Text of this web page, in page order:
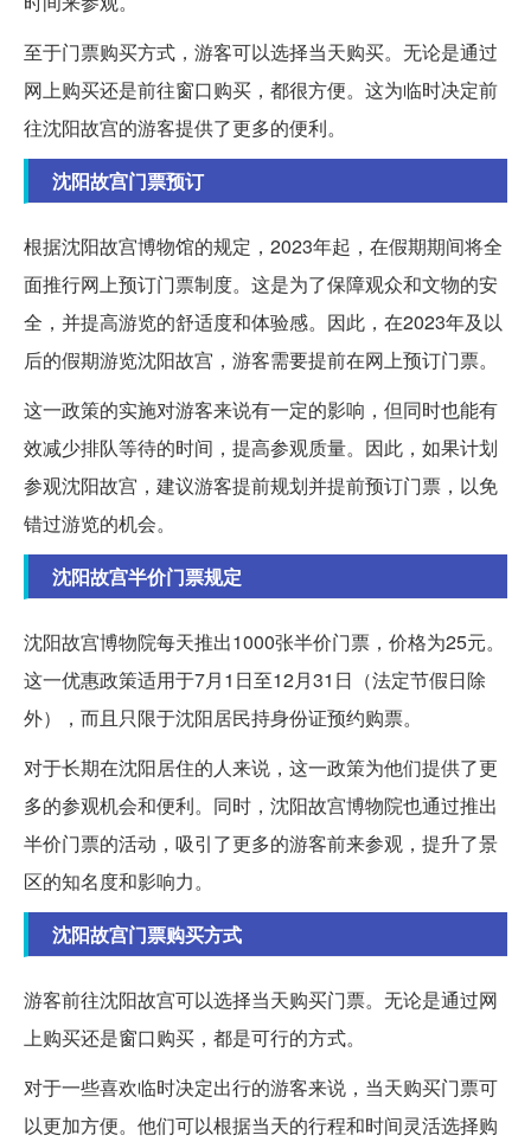
至于门票购买方式，游客可以选择当天购买。无论是通过
网上购买还是前往窗口购买，都很方便。这为临时决定前
往沈阳故宫的游客提供了更多的便利。
沈阳故宫门票预订
根据沈阳故宫博物馆的规定，2023年起，在假期期间将全
面推行网上预订门票制度。这是为了保障观众和文物的安
全，并提高游览的舒适度和体验感。因此，在2023年及以
后的假期游览沈阳故宫，游客需要提前在网上预订门票。
这一政策的实施对游客来说有一定的影响，但同时也能有
效减少排队等待的时间，提高参观质量。因此，如果计划
参观沈阳故宫，建议游客提前规划并提前预订门票，以免
错过游览的机会。
沈阳故宫半价门票规定
沈阳故宫博物院每天推出1000张半价门票，价格为25元。
这一优惠政策适用于7月1日至12月31日（法定节假日除
外），而且只限于沈阳居民持身份证预约购票。
对于长期在沈阳居住的人来说，这一政策为他们提供了更
多的参观机会和便利。同时，沈阳故宫博物院也通过推出
半价门票的活动，吸引了更多的游客前来参观，提升了景
区的知名度和影响力。
沈阳故宫门票购买方式
游客前往沈阳故宫可以选择当天购买门票。无论是通过网
上购买还是窗口购买，都是可行的方式。
对于一些喜欢临时决定出行的游客来说，当天购买门票可
以更加方便。他们可以根据当天的行程和时间灵活选择购